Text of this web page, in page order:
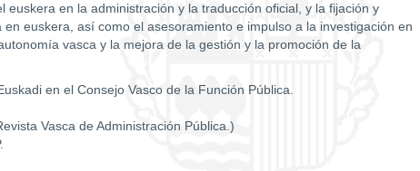
euskera en la administración y la traducción oficial, y la fijación y
euskera, así como el asesoramiento e impulso a la investigación en
vasca y la mejora de la gestión y la promoción de la
en el Consejo Vasco de la Función Pública.
Vasca de Administración Pública.)